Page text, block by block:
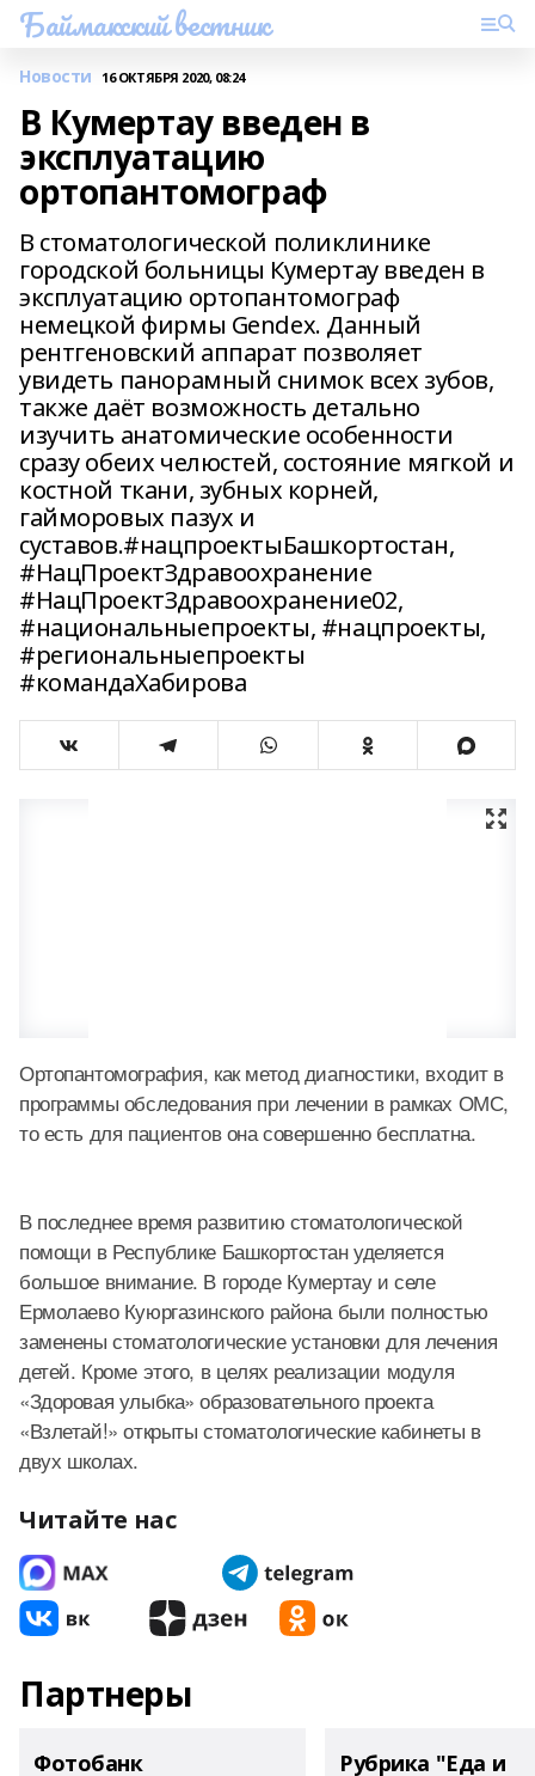
Баймакский вестник
Новости 16 ОКТЯБРЯ 2020, 08:24
В Кумертау введен в
эксплуатацию
ортопантомограф
В стоматологической поликлинике
городской больницы Кумертау введен в
эксплуатацию ортопантомограф
немецкой фирмы Gendex. Данный
рентгеновский аппарат позволяет
увидеть панорамный снимок всех зубов,
также даёт возможность детально
изучить анатомические особенности
сразу обеих челюстей, состояние мягкой и
костной ткани, зубных корней,
гайморовых пазух и
суставов.#нацпроектыБашкортостан,
#НацПроектЗдравоохранение
#НацПроектЗдравоохранение02,
#национальныепроекты, #нацпроекты,
#региональныепроекты
#командаХабирова
Ортопантомография, как метод диагностики, входит в
программы обследования при лечении в рамках ОМС,
то есть для пациентов она совершенно бесплатна.
В последнее время развитию стоматологической
помощи в Республике Башкортостан уделяется
большое внимание. В городе Кумертау и селе
Ермолаево Куюргазинского района были полностью
заменены стоматологические установки для лечения
детей. Кроме этого, в целях реализации модуля
«Здоровая улыбка» образовательного проекта
«Взлетай!» открыты стоматологические кабинеты в
двух школах.
Читайте нас
Партнеры
Фотобанк Рубрика "Еда и